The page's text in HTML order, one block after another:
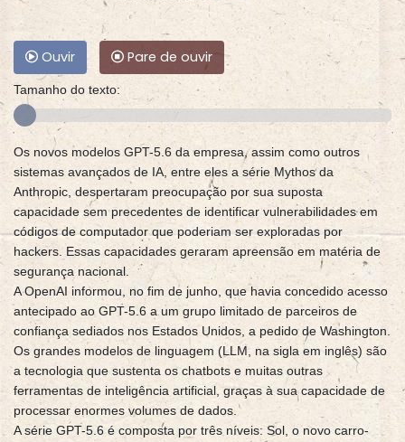
Ouvir Pare de ouvir
Tamanho do texto:
Os novos modelos GPT-5.6 da empresa, assim como outros
sistemas avançados de IA, entre eles a série Mythos da
Anthropic, despertaram preocupação por sua suposta
capacidade sem precedentes de identificar vulnerabilidades em
códigos de computador que poderiam ser exploradas por
hackers. Essas capacidades geraram apreensão em matéria de
segurança nacional.
A OpenAI informou, no fim de junho, que havia concedido acesso
antecipado ao GPT-5.6 a um grupo limitado de parceiros de
confiança sediados nos Estados Unidos, a pedido de Washington.
Os grandes modelos de linguagem (LLM, na sigla em inglês) são
a tecnologia que sustenta os chatbots e muitas outras
ferramentas de inteligência artificial, graças à sua capacidade de
processar enormes volumes de dados.
A série GPT-5.6 é composta por três níveis: Sol, o novo carro-